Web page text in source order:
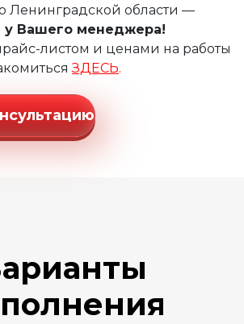
Ленинградской области —
у Вашего менеджера!
листом и ценами на работы
ЗДЕСЬ.
консультацию